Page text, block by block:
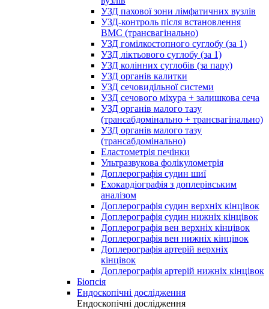
УЗД пахової зони лімфатичних вузлів
УЗД-контроль після встановлення
ВМС (трансвагінально)
УЗД гомілкостопного суглобу (за 1)
УЗД ліктьового суглобу (за 1)
УЗД колінних суглобів (за пару)
УЗД органів калитки
УЗД сечовидільної системи
УЗД сечового міхура + залишкова сеча
УЗД органів малого тазу
(трансабдомінально + трансвагінально)
УЗД органів малого тазу
(трансабдомінально)
Еластометрія печінки
Ультразвукова фолікулометрія
Доплерографія судин шиї
Ехокардіографія з доплерівським
аналізом
Доплерографія судин верхніх кінцівок
Доплерографія судин нижніх кінцівок
Доплерографія вен верхніх кінцівок
Доплерографія вен нижніх кінцівок
Доплерографія артерій верхніх
кінцівок
Доплерографія артерій нижніх кінцівок
Біопсія
Ендоскопічні дослідження
Ендоскопічні дослідження